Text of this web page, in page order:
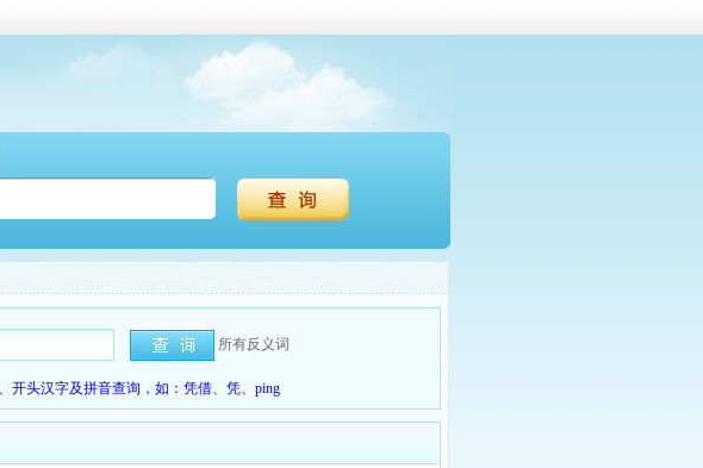
所有反义词
开头汉字及拼音查询，如：凭借、凭、ping